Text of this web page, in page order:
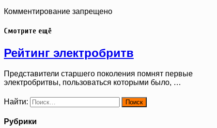
Комментирование запрещено
Смотрите ещё
Рейтинг электробритв
Представители старшего поколения помнят первые
электробритвы, пользоваться которыми было, …
Найти:
Рубрики